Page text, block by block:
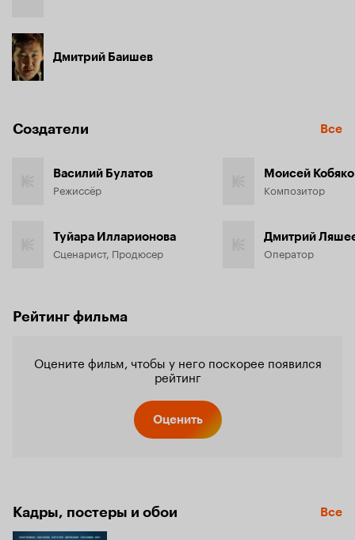
Дмитрий Баишев
Создатели Все
Василий Булатов
Режиссёр
Туйара Илларионова
Сценарист, Продюсер
Моисей
Композитор
Дмитрий
Оператор
Рейтинг фильма
Оцените фильм, чтобы у него поскорее появился
рейтинг
Оценить
Кадры, постеры и обои Все